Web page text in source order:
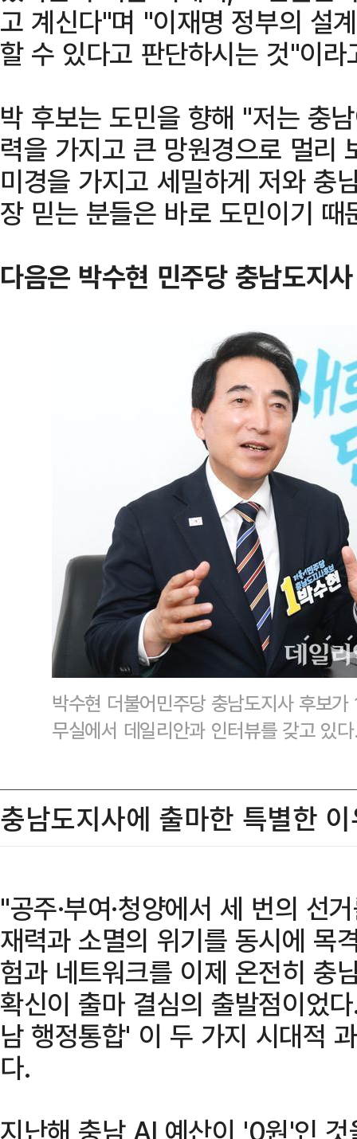
고 계신다"며 "이재명 정부의 설
할 수 있다고 판단하시는 것"이라
박 후보는 도민을 향해 "저는 충
력을 가지고 큰 망원경으로 멀리
미경을 가지고 세밀하게 저와 충
장 믿는 분들은 바로 도민이기
다음은 박수현 민주당 충남도지
박수현 더불어민주당 충남도지사 후보
무실에서 데일리안과 인터뷰를 갖고 있
충남도지사에 출마한 특별한
"공주·부여·청양에서 세 번의 선
재력과 소멸의 위기를 동시에 목
험과 네트워크를 이제 온전히 충
확신이 출마 결심의 출발점이었
남 행정통합' 이 두 가지 시대적
다.
지난해 충남 AI 예산이 '0원'인